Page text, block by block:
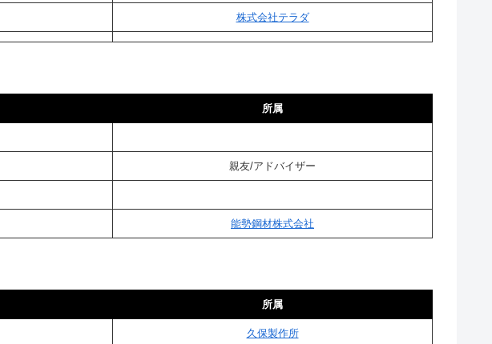
株式会社テラダ
所属
親友/アドバイザー
能勢鋼材株式会社
所属
久保製作所